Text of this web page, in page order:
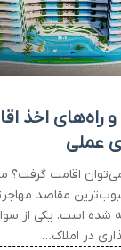
راه‌های اخذ
عملی
اقامت گرفت؟
مقاصد
شده است. یکی از
در املاک…